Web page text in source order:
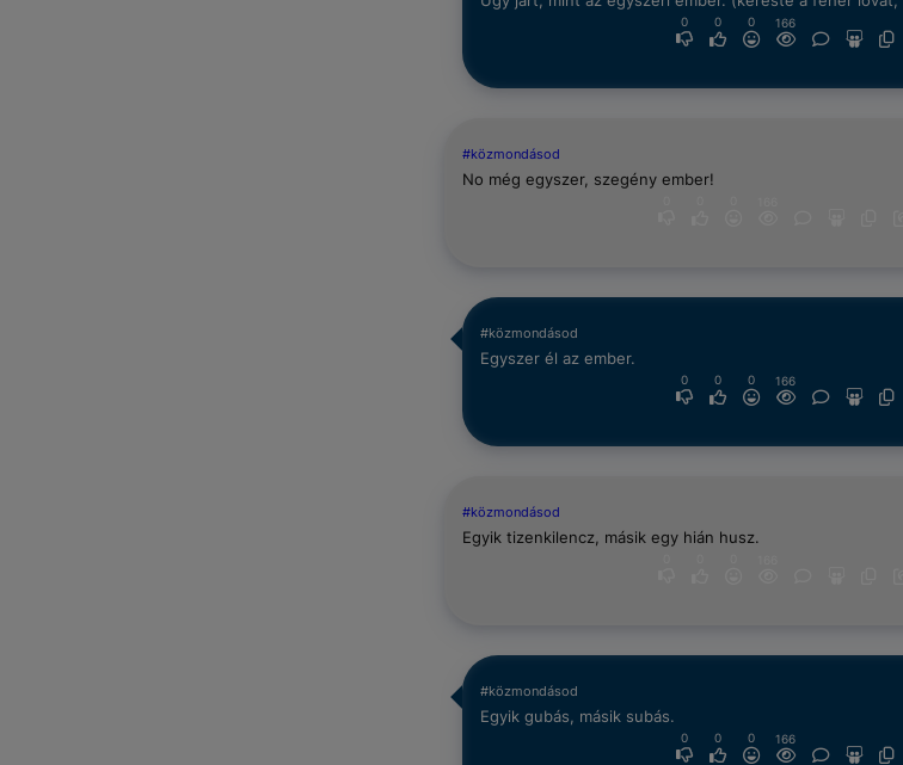
0 0 0 166
#közmondásod
No még egyszer, szegény ember!
#közmondásod
Egyszer él az ember.
0 0 0 166
#közmondásod
Egyik tizenkilencz, másik egy hián husz.
#közmondásod
Egyik gubás, másik subás.
0 0 0 166